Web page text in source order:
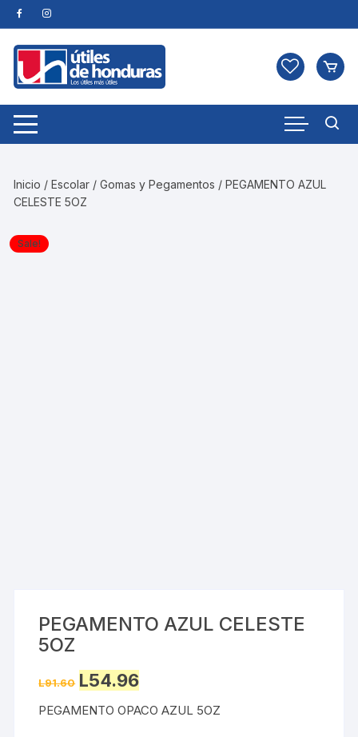
Skip
to
content
Inicio /Escolar /Gomas y Pegamentos / PEGAMENTO AZUL
CELESTE 5OZ
Sale!
PEGAMENTO AZUL CELESTE
5OZ
L91.60 Original
price
L91.60.
L54.96price
L54.96.
PEGAMENTO OPACO AZUL 5OZ